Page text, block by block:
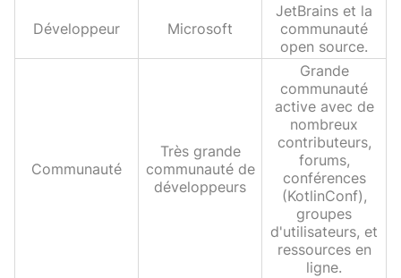
Développeur Microsoft
JetBrains et la
communauté
open source.
Communauté
Très grande
communauté de
développeurs
Grande
communauté
active avec de
nombreux
contributeurs,
forums,
conférences
(KotlinConf),
groupes
d'utilisateurs, et
ressources en
ligne.